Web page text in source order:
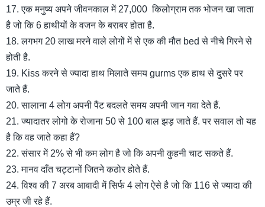
17. एक मनुष्य अपने जीवनकाल में 27,000 किलोग्राम तक भोजन खा जाता
है जो कि 6 हाथीयों के वजन के बराबर होता है.
18. लगभग 20 लाख मरने वाले लोगों में से एक की मौत bed से नीचे गिरने से
होती है.
19. Kiss करने से ज्यादा हाथ मिलाते समय gurms एक हाथ से दुसरे पर
जाते हैं.
20. सालाना 4 लोग अपनी पैंट बदलते समय अपनी जान गवा देते हैं.
21. ज्यादातर लोगो के रोजाना 50 से 100 बाल झड़ जाते हैं. पर सवाल तो यह
है कि वह जाते कहा हैं?
22. संसार में 2% से भी कम लोग है जो कि अपनी कुहनी चाट सकते हैं.
23. मानव दाँत चट्टानों जितने कठोर होते हैं.
24. विश्व की 7 अरब आबादी में सिर्फ 4 लोग ऐसे है जो कि 116 से ज्यादा की
उम्र जी रहे हैं.